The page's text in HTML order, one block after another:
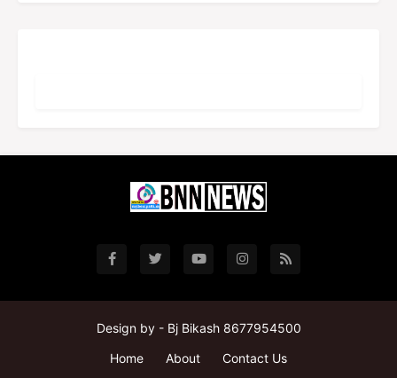
Design by - Bj Bikash 8677954500
Home
About Contact Us